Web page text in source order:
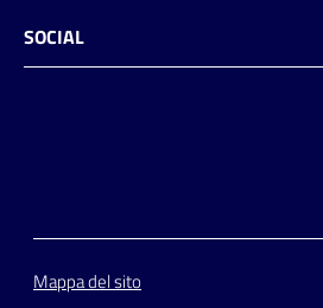
SOCIAL
Mappa del sito